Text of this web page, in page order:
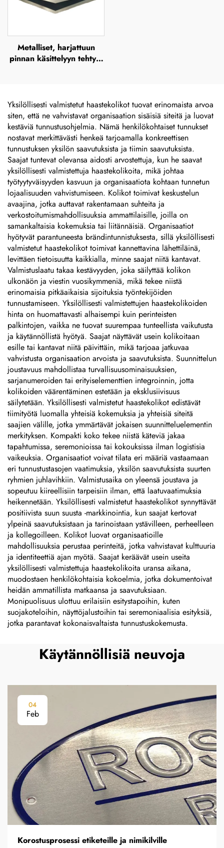
Metalliset, harjattuun
pinnan käsittelyyn tehtyjä
kilviä, syövytettyjä
nimikilviä, merkkiä,
lasergraavattuja
anodisoituja alumiinikilviä,
tarrakilviä
Yksilöllisesti valmistetut haastekolikot tuovat erinomaista arvoa
siten, että ne vahvistavat organisaation sisäisiä siteitä ja luovat
kestäviä tunnustusohjelmia. Nämä henkilökohtaiset tunnukset
nostavat merkittävästi henkeä tarjoamalla konkreettisen
tunnustuksen yksilön saavutuksista ja tiimin saavutuksista.
Saajat tuntevat olevansa aidosti arvostettuja, kun he saavat
yksilöllisesti valmistettuja haastekolikoita, mikä johtaa
työtyytyväisyyden kasvuun ja organisaatiota kohtaan tunnetun
lojaalisuuden vahvistumiseen. Kolikot toimivat keskustelun
avaajina, jotka auttavat rakentamaan suhteita ja
verkostoitumismahdollisuuksia ammattilaisille, joilla on
samankaltaisia kokemuksia tai liitännäisiä. Organisaatiot
hyötyvät parantuneesta brändintunnistuksesta, sillä yksilöllisesti
valmistetut haastekolikot toimivat kannettavina lähettiläinä,
levittäen tietoisuutta kaikkialla, minne saajat niitä kantavat.
Valmistuslaatu takaa kestävyyden, joka säilyttää kolikon
ulkonäön ja viestin vuosikymmeniä, mikä tekee niistä
erinomaisia pitkäaikaisia sijoituksia työntekijöiden
tunnustamiseen. Yksilöllisesti valmistettujen haastekolikoiden
hinta on huomattavasti alhaisempi kuin perinteisten
palkintojen, vaikka ne tuovat suurempaa tunteellista vaikutusta
ja käytännöllistä hyötyä. Saajat näyttävät usein kolikoitaan
esille tai kantavat niitä päivittäin, mikä tarjoaa jatkuvaa
vahvistusta organisaation arvoista ja saavutuksista. Suunnittelun
joustavuus mahdollistaa turvallisuusominaisuuksien,
sarjanumeroiden tai erityiselementtien integroinnin, jotta
kolikoiden väärentäminen estetään ja eksklusiivisuus
säilytetään. Yksilöllisesti valmistetut haastekolikot edistävät
tiimityötä luomalla yhteisiä kokemuksia ja yhteisiä siteitä
saajien välille, jotka ymmärtävät jokaisen suunnitteluelementin
merkityksen. Kompakti koko tekee niistä käteviä jakaa
tapahtumissa, seremonioissa tai kokouksissa ilman logistisia
vaikeuksia. Organisaatiot voivat tilata eri määriä vastaamaan
eri tunnustustasojen vaatimuksia, yksilön saavutuksista suurten
ryhmien juhlavihkiin. Valmistusaika on yleensä joustava ja
sopeutuu kiireellisiin tarpeisiin ilman, että laatuvaatimuksia
heikennetään. Yksilöllisesti valmistetut haastekolikot synnyttävät
positiivista suun suusta -markkinointia, kun saajat kertovat
ylpeinä saavutuksistaan ja tarinoistaan ystävilleen, perheelleen
ja kollegoilleen. Kolikot luovat organisaatioille
mahdollisuuksia perustaa perinteitä, jotka vahvistavat kulttuuria
ja identiteettiä ajan myötä. Saajat keräävät usein useita
yksilöllisesti valmistettuja haastekolikoita uransa aikana,
muodostaen henkilökohtaisia kokoelmia, jotka dokumentoivat
heidän ammatillista matkaansa ja saavutuksiaan.
Monipuolisuus ulottuu erilaisiin esitystapoihin, kuten
suojakoteloihin, näyttöjalustoihin tai seremoniaalisia esityksiä,
jotka parantavat kokonaisvaltaista tunnustuskokemusta.
Käytännöllisiä neuvoja
04
Feb
Korostusprosessi etiketeille ja nimikilville